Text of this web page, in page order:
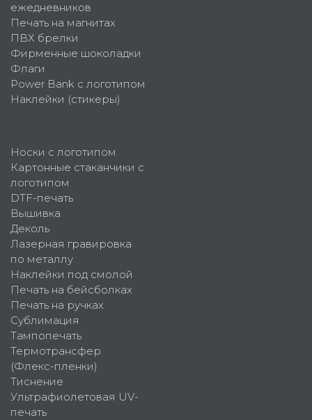
ежедневников
Печать на магнитах
ПВХ брелки
Фирменные шоколадки
Флаги
Power Bank с логотипом
Наклейки (стикеры)
Носки с логотипом
Картонные стаканчики с
логотипом
DTF-печать
Вышивка
Деколь
Лазерная гравировка
по металлу
Наклейки под смолой
Печать на бейсболках
Печать на ручках
Сублимация
Тампопечать
Термотрансфер
(Флекс-пленки)
Тиснение
Ультрафиолетовая UV-
печать